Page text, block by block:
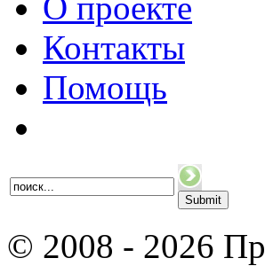
Контакты
Помощь
© 2008 - 2026